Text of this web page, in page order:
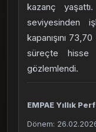
kazanç
seviyesinden
kapanışını
süreçte hisse
gözlemlendi.
EMPAE Yıllık
Dönem: